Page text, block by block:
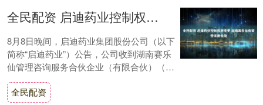
全民配资 启迪药业控制权将变更 湖南赛乐仙有望带来新动能
8月8日晚间，启迪药业集团股份公司（以下
简称“启迪药业”）公告，公司收到湖南赛乐
仙管理咨询服务合伙企业（有限合伙）（以
下简称“湖南赛乐仙”）送达的北京金融法院
《....
全民配资